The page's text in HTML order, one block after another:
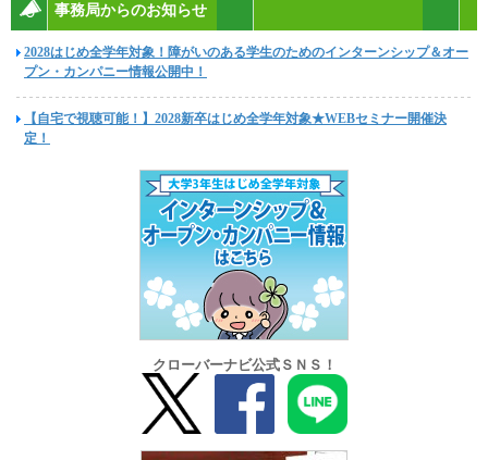
事務局からのお知らせ
2028はじめ全学年対象！障がいのある学生のためのインターンシップ＆オー
プン・カンパニー情報公開中！
【自宅で視聴可能！】2028新卒はじめ全学年対象★WEBセミナー開催決
定！
クローバーナビ公式ＳＮＳ！